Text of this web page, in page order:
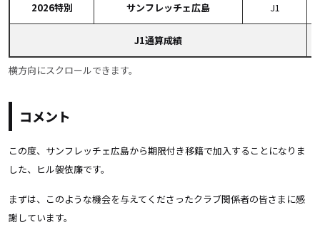
横方向にスクロールできます。
2026特別 サンフレッチェ広島 J1
J1通算成績
コメント
この度、サンフレッチェ広島から期限付き移籍で加入することになりま
した、ヒル袈依廉です。
まずは、このような機会を与えてくださったクラブ関係者の皆さまに感
謝しています。